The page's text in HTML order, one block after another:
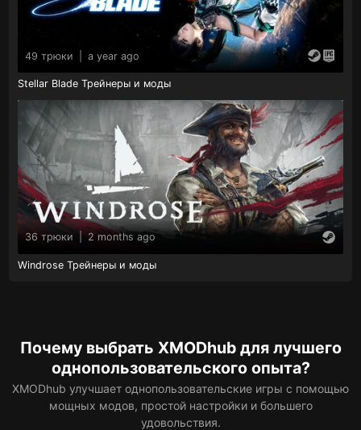
49 трюки a year ago
Stellar Blade Трейнеры и моды
36 трюки | 2 months ago
Windrose Трейнеры и моды
Почему выбрать XMODhub для лучшего
однопользовательского опыта?
XMODhub улучшает однопользовательские игры с помощью
мощных модов, простой настройки и большего
удовольствия.